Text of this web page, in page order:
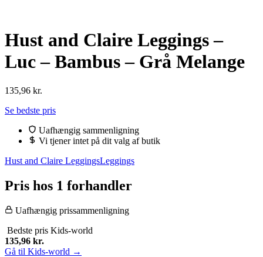
Hust and Claire Leggings –
Luc – Bambus – Grå Melange
135,96 kr.
Se bedste pris
Uafhængig sammenligning
Vi tjener intet på dit valg af butik
Hust and Claire LeggingsLeggings
Pris hos 1 forhandler
Uafhængig prissammenligning
Bedste pris Kids-world
135,96 kr.
Gå til Kids-world →